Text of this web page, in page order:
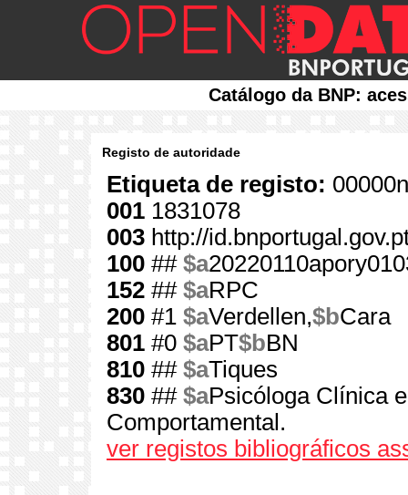
Catálogo da BNP:
Registo de autoridade
Etiqueta de registo:
001 1831078
003 http://
100 ## $a
152 ## $aRPC
200 #1 $aVerdellen,$bCara
801 #0 $aPT$bBN
810 ## $aTiques
830 ## $aPsicóloga Clínica
Comportamental.
ver registos bibliográficos